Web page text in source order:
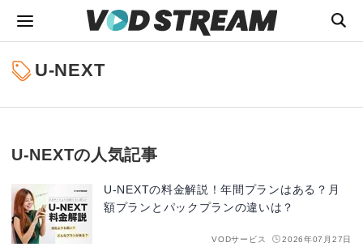
U-NEXT
U-NEXTの人気記事
U-NEXTの料金解説！年間プランはある？月
額プランとパックプランの違いは？
VODサービス 2026年07月27日